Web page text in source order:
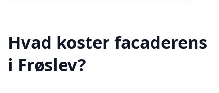
Hvad koster facaderens
i Frøslev?